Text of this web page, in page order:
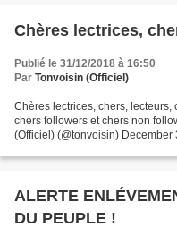
Chères lectrices,
Publié le 31/12/2018 à 16:50
Par Tonvoisin (Officiel)
Chères lectrices, chers,
chers followers et chers non
(Officiel) (@tonvoisin)
ALERTE ENLÉVEMENT:
DU PEUPLE !